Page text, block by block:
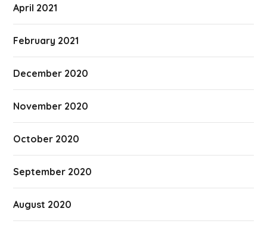
April 2021
February 2021
December 2020
November 2020
October 2020
September 2020
August 2020